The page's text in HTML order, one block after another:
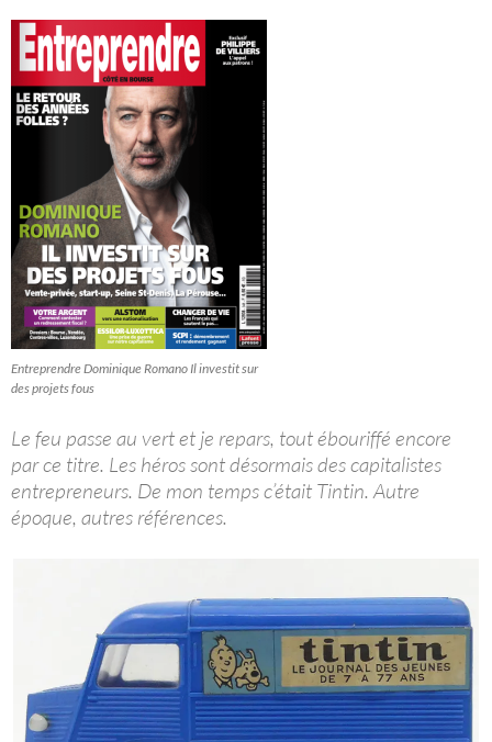
Entreprendre Dominique Romano Il investit sur
des projets fous
Le feu passe au vert et je repars, tout ébouriffé encore
par ce titre. Les héros sont désormais des capitalistes
entrepreneurs. De mon temps c’était Tintin. Autre
époque, autres références.